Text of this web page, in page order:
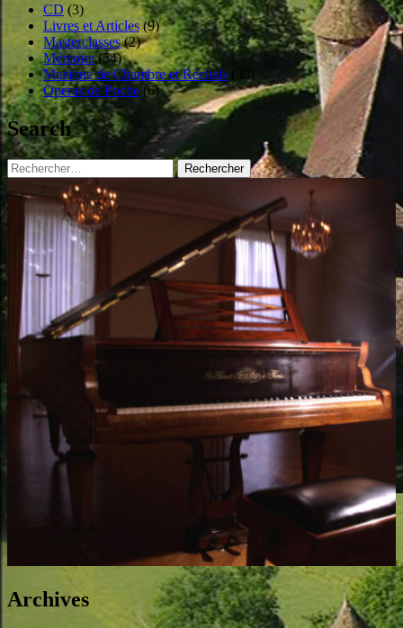
CD (3)
Livres et Articles(9)
Masterclasses(2)
Mémoire(54)
Musique de Chambre et Récitals (38)
Operas de Poche (6)
Search
Rechercher :
Archives